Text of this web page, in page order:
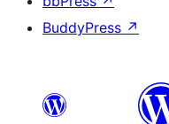
BuddyPress ↗